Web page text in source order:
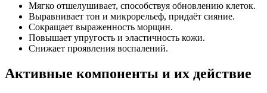
Мягко отшелушивает, способствуя обновлению клеток.
Выравнивает тон и микрорельеф, придаёт сияние.
Сокращает выраженность морщин.
Повышает упругость и эластичность кожи.
Снижает проявления воспалений.
Активные компоненты и их действие